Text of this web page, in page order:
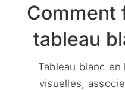
Comment
tableau
Tableau blanc
visuelles,